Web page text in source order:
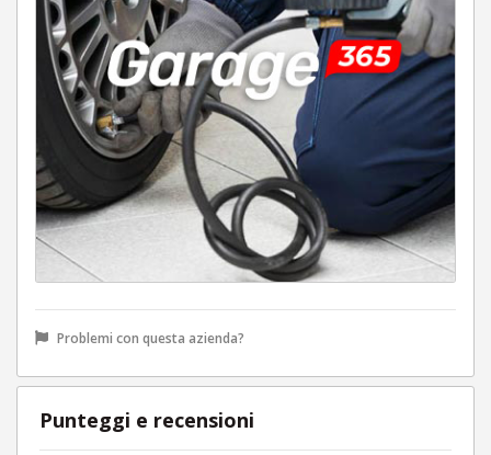
Problemi con questa azienda?
Punteggi e recensioni